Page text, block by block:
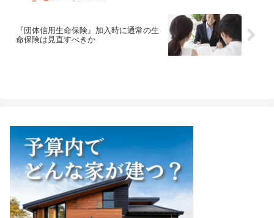
『団体信用生命保険』加入時に通常の生
命保険は見直すべきか